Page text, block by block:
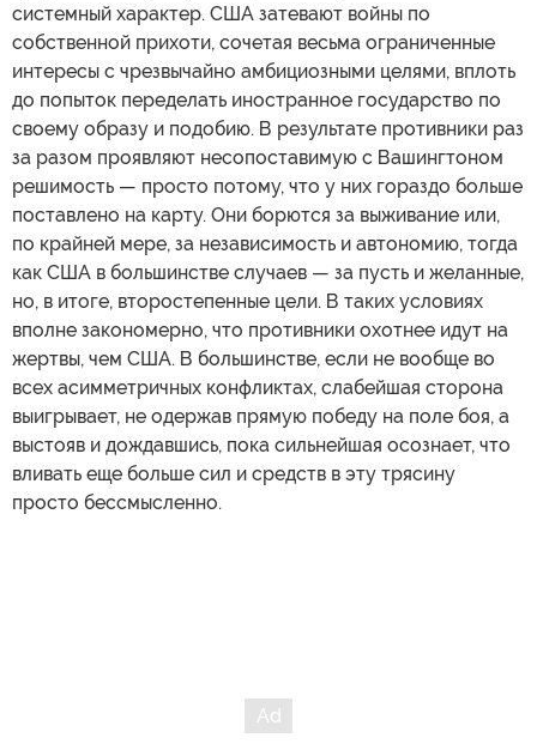
системный характер. США затевают войны по
собственной прихоти, сочетая весьма ограниченные
интересы с чрезвычайно амбициозными целями, вплоть
до попыток переделать иностранное государство по
своему образу и подобию. В результате противники раз
за разом проявляют несопоставимую с Вашингтоном
решимость — просто потому, что у них гораздо больше
поставлено на карту. Они борются за выживание или,
по крайней мере, за независимость и автономию, тогда
как США в большинстве случаев — за пусть и желанные,
но, в итоге, второстепенные цели. В таких условиях
вполне закономерно, что противники охотнее идут на
жертвы, чем США. В большинстве, если не вообще во
всех асимметричных конфликтах, слабейшая сторона
выигрывает, не одержав прямую победу на поле боя, а
выстояв и дождавшись, пока сильнейшая осознает, что
вливать еще больше сил и средств в эту трясину
просто бессмысленно.